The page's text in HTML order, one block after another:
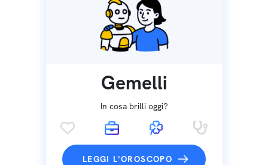
Gemelli
In cosa brilli oggi?
LEGGI L'OROSCOPO